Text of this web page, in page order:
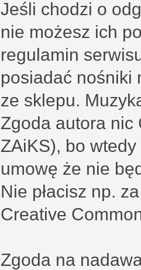
Jeśli chodzi o
nie możesz ich
regulamin
posiadać nośniki
ze sklepu.
Zgoda autora nic
ZAiKS), bo
umowę że nie
Nie płacisz np.
Creative
Zgoda na